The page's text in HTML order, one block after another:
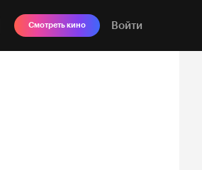
Смотреть кино Войти